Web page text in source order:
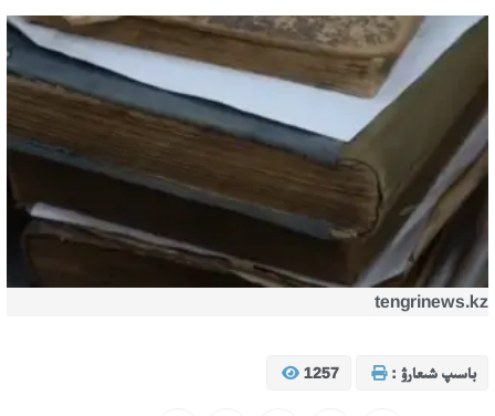
tengrinews.kz
باسىپ شىعارۋ : 1257